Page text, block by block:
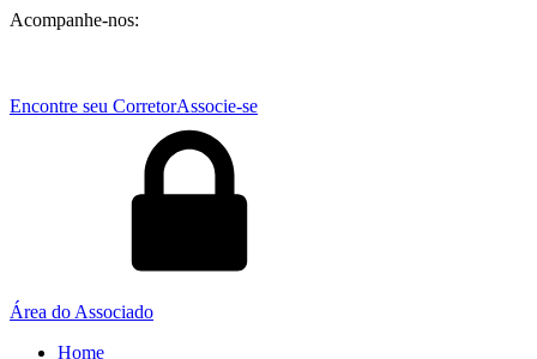
Acompanhe-nos:
Encontre seu CorretorAssocie-se
Área do Associado
Home